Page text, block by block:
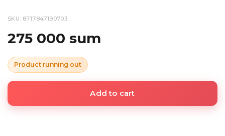
SKU: 8717847190703
275 000 sum
Product running out
Add to cart